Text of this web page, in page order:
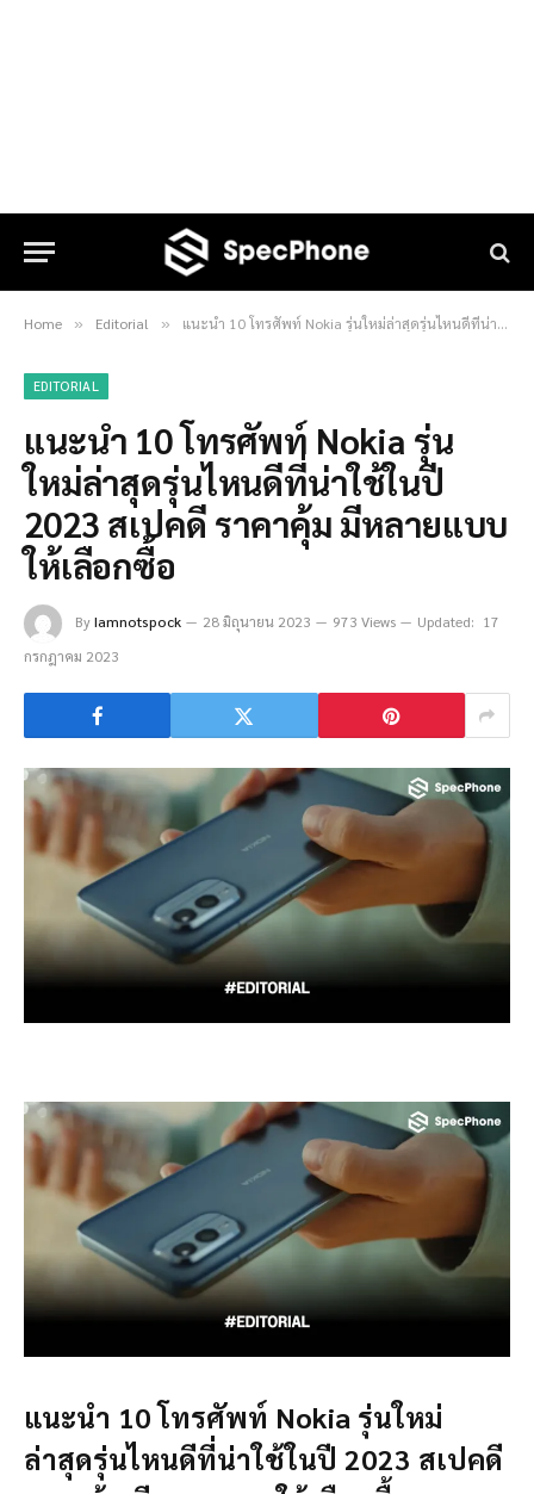
Home » Editorial » แนะนำ 10 โทรศัพท์ Nokia รุ่นใหม่ล่าสุดรุ่นไหนดีที่น่าใช้ในปี 2023 สเปคดี ราคาคุ้ม มีหลายแบบให้เลือกซื้อ
EDITORIAL
แนะนำ 10 โทรศัพท์ Nokia รุ่น
ใหม่ล่าสุดรุ่นไหนดีที่น่าใช้ในปี
2023 สเปคดี ราคาคุ้ม มีหลายแบบ
ให้เลือกซื้อ
ByIamnotspock 28 มิถุนายน 2023 973 Views Updated: 17
กรกฎาคม 2023
แนะนำ 10 โทรศัพท์ Nokia รุ่นใหม่
ล่าสุดรุ่นไหนดีที่น่าใช้ในปี 2023 สเปคดี